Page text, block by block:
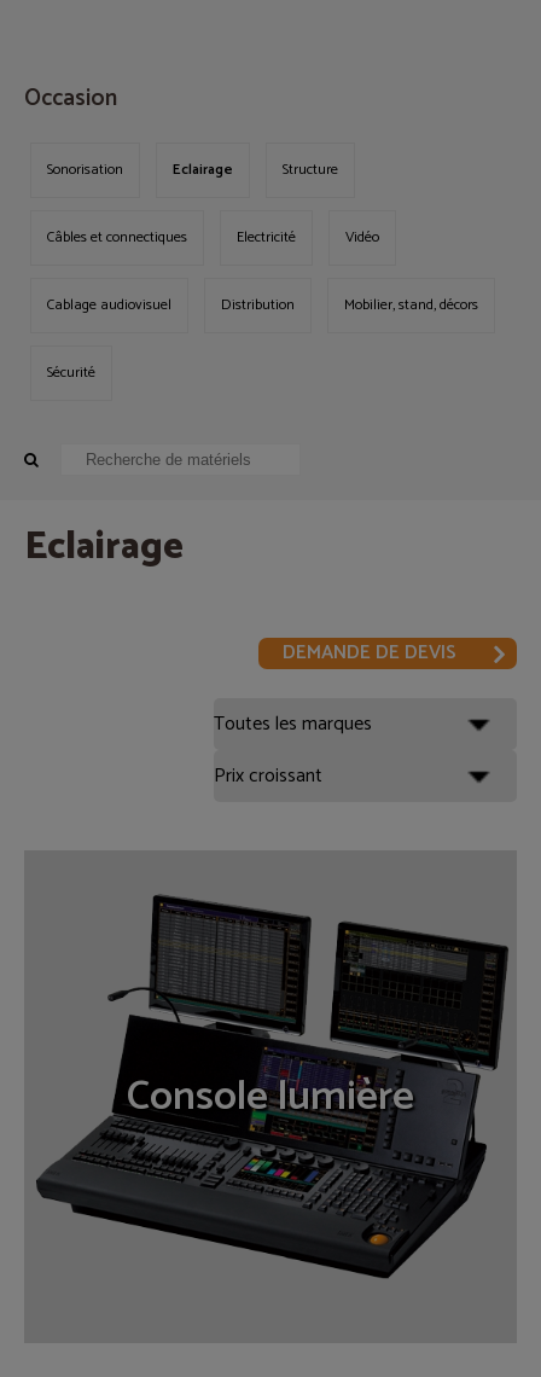
Occasion
Sonorisation Eclairage Structure
Câbles et connectiques Electricité Vidéo
Cablage audiovisuel Distribution Mobilier, stand, décors
Sécurité
Eclairage
DEMANDE DE DEVIS
Console lumière